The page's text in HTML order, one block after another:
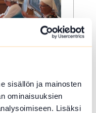
sisällön ja mainosten
ominaisuuksien
Lisäksi
2026